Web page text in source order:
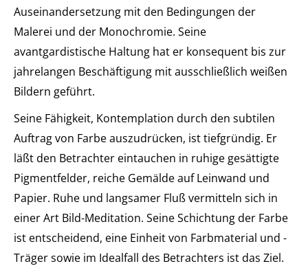
Auseinandersetzung mit den Bedingungen der
Malerei und der Monochromie. Seine
avantgardistische Haltung hat er konsequent bis zur
jahrelangen Beschäftigung mit ausschließlich weißen
Bildern geführt.
Seine Fähigkeit, Kontemplation durch den subtilen
Auftrag von Farbe auszudrücken, ist tiefgründig. Er
läßt den Betrachter eintauchen in ruhige gesättigte
Pigmentfelder, reiche Gemälde auf Leinwand und
Papier. Ruhe und langsamer Fluß vermitteln sich in
einer Art Bild-Meditation. Seine Schichtung der Farbe
ist entscheidend, eine Einheit von Farbmaterial und -
Träger sowie im Idealfall des Betrachters ist das Ziel.